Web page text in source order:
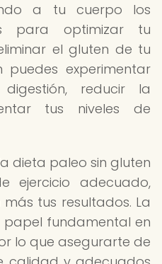
a tu cuerpo los
para optimizar tu
el gluten de tu
puedes experimentar
reducir la
tus niveles de
dieta paleo sin gluten
ejercicio adecuado,
tus resultados. La
fundamental en
lo que asegurarte de